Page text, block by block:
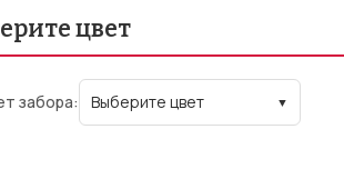
цвет
забора: Выберите цвет